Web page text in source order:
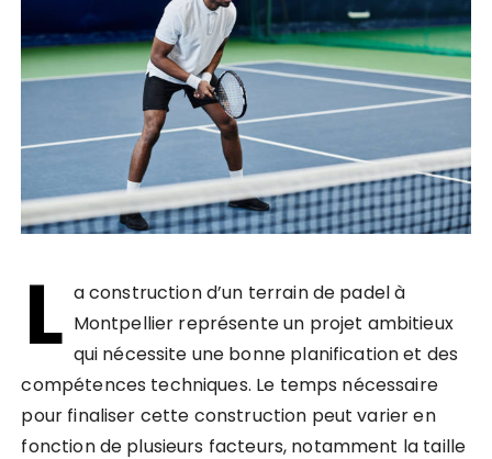
L a construction d’un terrain de padel à
Montpellier représente un projet ambitieux
qui nécessite une bonne planification et des
compétences techniques. Le temps nécessaire
pour finaliser cette construction peut varier en
fonction de plusieurs facteurs, notamment la taille